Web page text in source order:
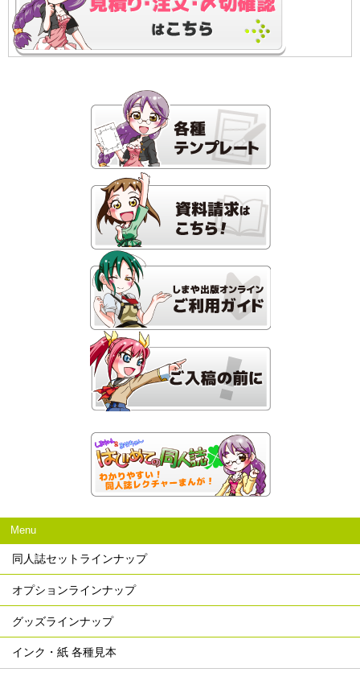
Menu
同人誌セットラインナップ
オプションラインナップ
グッズラインナップ
インク・紙 各種見本